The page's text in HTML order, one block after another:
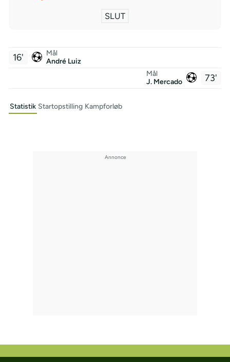
SLUT
Mål
André Luiz
16'
73'
Mål
J. Mercado
Statistik Startopstilling Kampforløb